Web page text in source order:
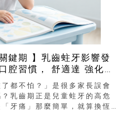
鍵期 】乳齒蛀牙影響發
舒適達 強化琺
都不怕？」是很多家長誤會
乳齒期正是兒童蛀牙的高危
牙痛」那麼簡單，就算換恆